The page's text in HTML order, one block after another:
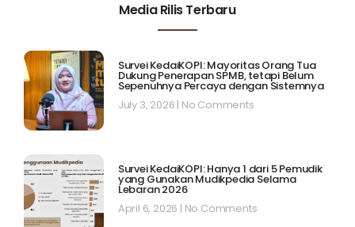
Media Rilis Terbaru
Survei KedaiKOPI: Mayoritas Orang Tua
Dukung Penerapan SPMB, tetapi Belum
Sepenuhnya Percaya dengan Sistemnya
July 3, 2026 No Comments
Survei KedaiKOPI: Hanya 1 dari 5 Pemudik
yang Gunakan Mudikpedia Selama
Lebaran 2026
April 6, 2026 No Comments